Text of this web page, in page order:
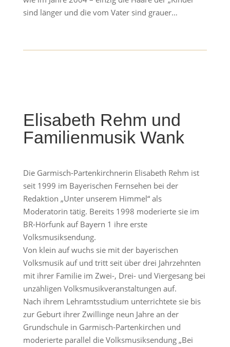
sind länger und die vom Vater sind grauer…
Elisabeth Rehm und
Familienmusik Wank
Die Garmisch-Partenkirchnerin Elisabeth Rehm ist
seit 1999 im Bayerischen Fernsehen bei der
Redaktion „Unter unserem Himmel“ als
Moderatorin tätig. Bereits 1998 moderierte sie im
BR-Hörfunk auf Bayern 1 ihre erste
Volksmusiksendung.
Von klein auf wuchs sie mit der bayerischen
Volksmusik auf und tritt seit über drei Jahrzehnten
mit ihrer Familie im Zwei-, Drei- und Viergesang bei
unzähligen Volksmusikveranstaltungen auf.
Nach ihrem Lehramtsstudium unterrichtete sie bis
zur Geburt ihrer Zwillinge neun Jahre an der
Grundschule in Garmisch-Partenkirchen und
moderierte parallel die Volksmusiksendung „Bei